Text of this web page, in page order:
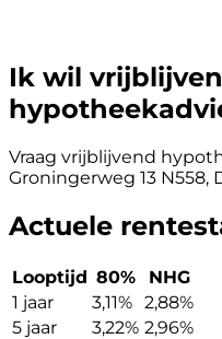
Ik wil
Vraag vrijblijvend
Groningerweg 13 N558,
Actuele
Looptijd 80%
NHG
1 jaar
3,11% 2,88%
5 jaar
3,22% 2,96%